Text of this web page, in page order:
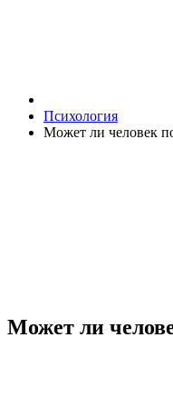
Психология
Может ли человек
Может ли